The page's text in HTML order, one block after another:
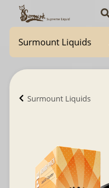
Surmount Liquids
Surmount Liquids